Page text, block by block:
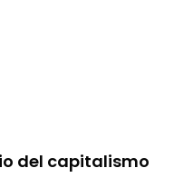
del capitalismo